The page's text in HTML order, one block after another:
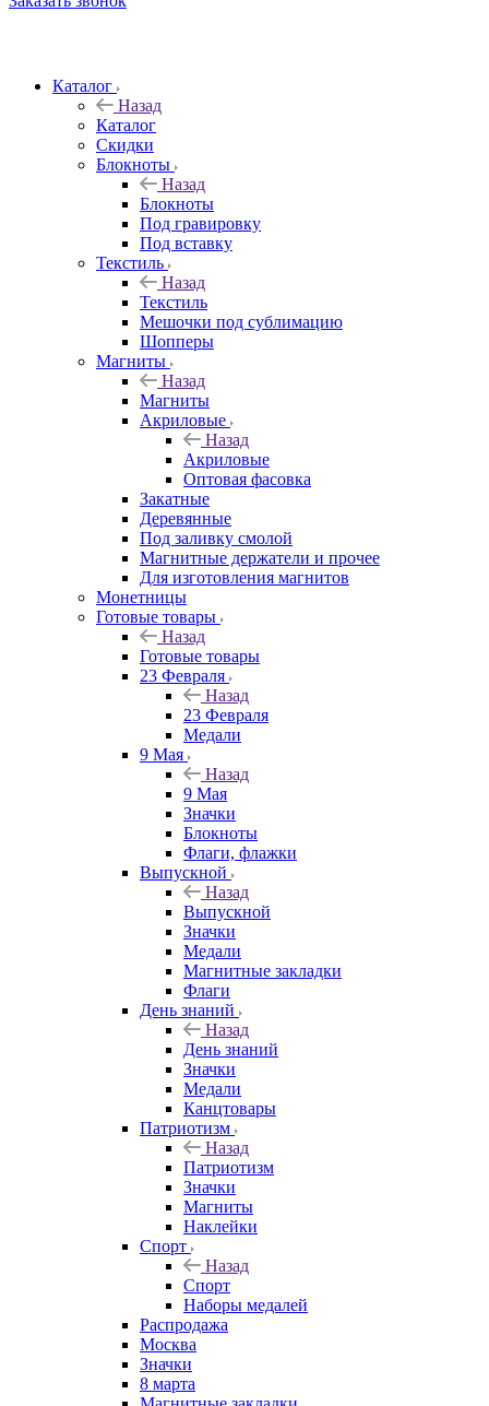
Каталог
Назад
Каталог
Скидки
Блокноты
Назад
Блокноты
Под гравировку
Под вставку
Текстиль
Назад
Текстиль
Мешочки под сублимацию
Шопперы
Магниты
Назад
Магниты
Акриловые
Назад
Акриловые
Оптовая фасовка
Закатные
Деревянные
Под заливку смолой
Магнитные держатели и прочее
Для изготовления магнитов
Монетницы
Готовые товары
Назад
Готовые товары
23 Февраля
Назад
23 Февраля
Медали
9 Мая
Назад
9 Мая
Значки
Блокноты
Флаги, флажки
Выпускной
Назад
Выпускной
Значки
Медали
Магнитные закладки
Флаги
День знаний
Назад
День знаний
Значки
Медали
Канцтовары
Патриотизм
Назад
Патриотизм
Значки
Магниты
Наклейки
Спорт
Назад
Спорт
Наборы медалей
Распродажа
Москва
Значки
8 марта